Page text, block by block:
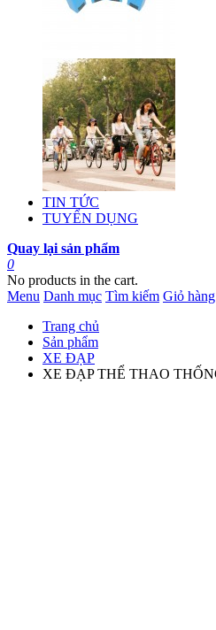
TIN TỨC
TUYỂN DỤNG
Quay lại sản phẩm
0
No products in the cart.
Menu Danh mục Tìm kiếm Giỏ hàng
Trang chủ
Sản phẩm
XE ĐẠP
XE ĐẠP THỂ THAO